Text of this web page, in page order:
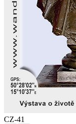
CZ-41